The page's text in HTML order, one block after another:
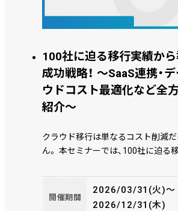
100社に迫る移行実績か
成功戦略！ ～SaaS連携・
ウドコスト最適化など全
紹介～
クラウド移行は単なるコスト削減
ん。 本セミナーでは、100社に迫る移行実績をもとに、
ト・データ活用にインパクトを与え
事例とともにご紹介します。
開催期間
2026/03/31(火)〜
2026/12/31(木)